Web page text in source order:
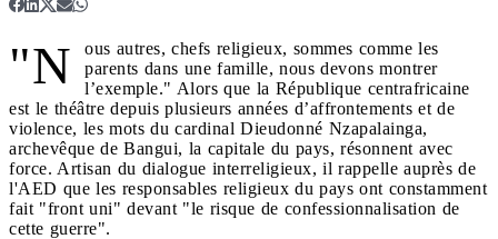
"N
ous autres, chefs religieux, sommes comme les
parents dans une famille, nous devons montrer
l’exemple." Alors que la République centrafricaine
est le théâtre depuis plusieurs années d’affrontements et de
violence, les mots du cardinal Dieudonné Nzapalainga,
archevêque de Bangui, la capitale du pays, résonnent avec
force. Artisan du dialogue interreligieux, il rappelle auprès de
l'AED que les responsables religieux du pays ont constamment
fait "front uni" devant "le risque de confessionnalisation de
cette guerre".